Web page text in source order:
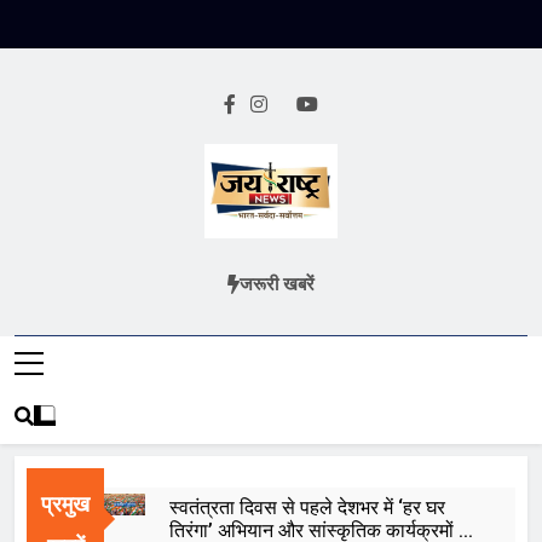
Jai Rashtra
हिंदी समाचार
जरूरी खबरें
प्रमुख
स्वतंत्रता दिवस से पहले देशभर में ‘हर घर
तिरंगा’ अभियान और सांस्कृतिक कार्यक्रमों की